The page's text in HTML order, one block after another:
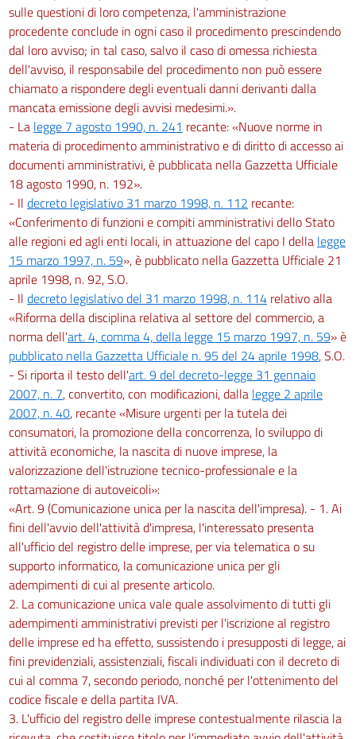
sulle questioni di loro competenza, l'amministrazione
procedente conclude in ogni caso il procedimento prescindendo
dal loro avviso; in tal caso, salvo il caso di omessa richiesta
dell'avviso, il responsabile del procedimento non può essere
chiamato a rispondere degli eventuali danni derivanti dalla
mancata emissione degli avvisi medesimi.».
- La legge 7 agosto 1990, n. 241 recante: «Nuove norme in
materia di procedimento amministrativo e di diritto di accesso ai
documenti amministrativi, è pubblicata nella Gazzetta Ufficiale
18 agosto 1990, n. 192».
- Il decreto legislativo 31 marzo 1998, n. 112 recante:
«Conferimento di funzioni e compiti amministrativi dello Stato
alle regioni ed agli enti locali, in attuazione del capo I della legge
15 marzo 1997, n. 59», è pubblicato nella Gazzetta Ufficiale 21
aprile 1998, n. 92, S.O.
- Il decreto legislativo del 31 marzo 1998, n. 114 relativo alla
«Riforma della disciplina relativa al settore del commercio, a
norma dell'art. 4, comma 4, della legge 15 marzo 1997, n. 59» è
pubblicato nella Gazzetta Ufficiale n. 95 del 24 aprile 1998, S.O.
- Si riporta il testo dell'art. 9 del decreto-legge 31 gennaio
2007, n. 7, convertito, con modificazioni, dalla legge 2 aprile
2007, n. 40, recante «Misure urgenti per la tutela dei
consumatori, la promozione della concorrenza, lo sviluppo di
attività economiche, la nascita di nuove imprese, la
valorizzazione dell'istruzione tecnico-professionale e la
rottamazione di autoveicoli»:
«Art. 9 (Comunicazione unica per la nascita dell'impresa). - 1. Ai
fini dell'avvio dell'attività d'impresa, l'interessato presenta
all'ufficio del registro delle imprese, per via telematica o su
supporto informatico, la comunicazione unica per gli
adempimenti di cui al presente articolo.
2. La comunicazione unica vale quale assolvimento di tutti gli
adempimenti amministrativi previsti per l'iscrizione al registro
delle imprese ed ha effetto, sussistendo i presupposti di legge, ai
fini previdenziali, assistenziali, fiscali individuati con il decreto di
cui al comma 7, secondo periodo, nonché per l'ottenimento del
codice fiscale e della partita IVA.
3. L'ufficio del registro delle imprese contestualmente rilascia la